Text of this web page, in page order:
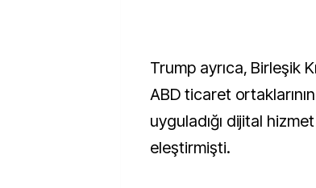
Trump ayrıca, Birleşik
ABD ticaret
uyguladığı dijital
eleştirmişti.